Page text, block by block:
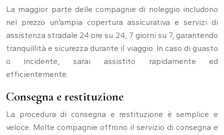
La maggior parte delle compagnie di noleggio includono
nel prezzo un’ampia copertura assicurativa e servizi di
assistenza stradale 24 ore su 24, 7 giorni su 7, garantendo
tranquillità e sicurezza durante il viaggio. In caso di guasto
o incidente, sarai assistito rapidamente ed
efficientemente.
Consegna e restituzione
La procedura di consegna e restituzione è semplice e
veloce. Molte compagnie offrono il servizio di consegna e